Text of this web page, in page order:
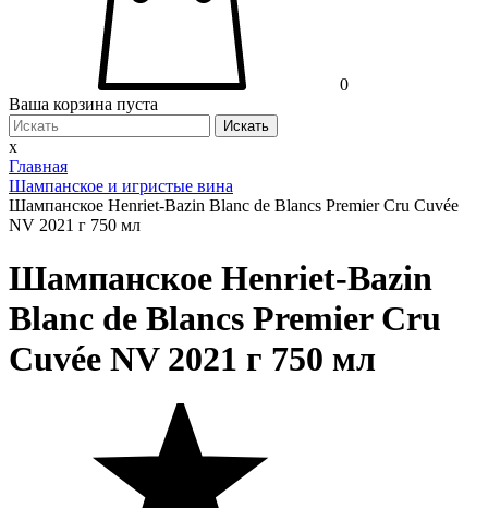
0
Ваша корзина пуста
Искать
x
Главная
Шампанское и игристые вина
Шампанское Henriet-Bazin Blanc de Blancs Premier Cru Cuvée
NV 2021 г 750 мл
Шампанское Henriet-Bazin
Blanc de Blancs Premier Cru
Cuvée NV 2021 г 750 мл